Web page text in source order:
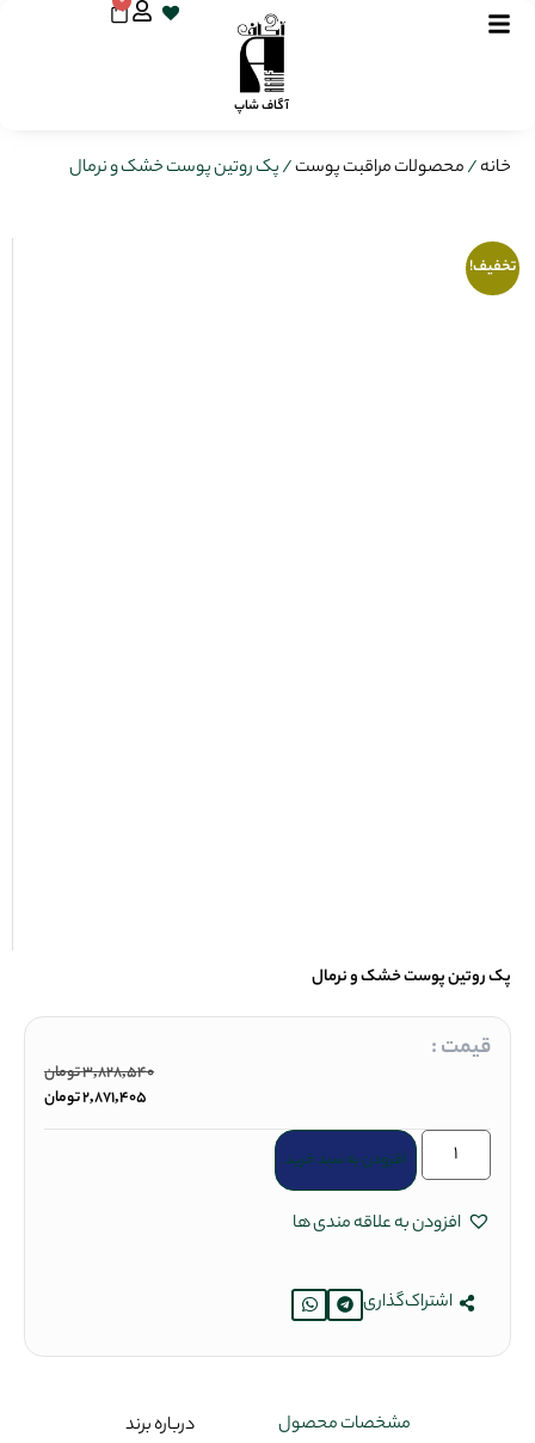
آگاف شاپ
خانه/محصولات مراقبت پوست/ پک روتین پوست خشک و نرمال
تخفیف!
پک روتین پوست خشک و نرمال
قیمت :
3,828,540تومان
2,871,405تومان
افزودن به سبد خرید
افزودن به علاقه مندی ها
اشتراک‌گذاری
مشخصات محصول درباره برند